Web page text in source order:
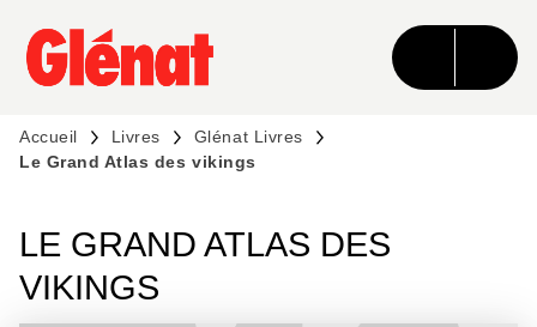
MENU RECHERCHE CONTENU
PIED DE PAGE
Accueil Livres
Glénat Livres
Le Grand Atlas des vikings
LE GRAND ATLAS DES
VIKINGS